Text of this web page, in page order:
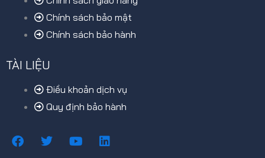
Chính sách bảo mật
Chính sách bảo hành
TÀI LIỆU
Điều khoản dịch vụ
Quy định bảo hành
F
a
T
w
Y
o
L
i